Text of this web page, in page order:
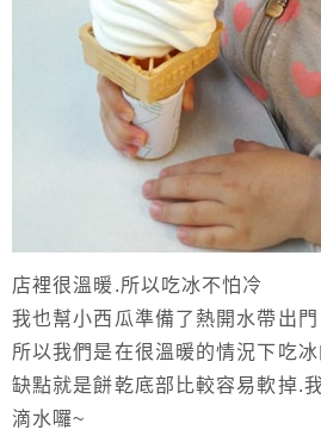
店裡很溫暖.所以吃冰不怕冷
我也幫小西瓜準備了熱開水帶出門
所以我們是在很溫暖的情況下吃
缺點就是餅乾底部比較容易軟掉.
滴水囉~